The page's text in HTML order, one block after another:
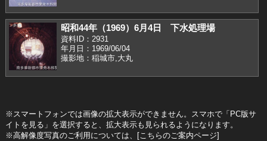
昭和44年（1969）6月4日 下水処理場
資料ID：2931
年月日：1969/06/04
撮影地：稲城市,大丸
※スマートフォンでは画像の拡大表示ができません。スマホで「PC版サ
イトを見る」を選択すると、拡大表示も見られるようになります。
※高解像度写真のご利用については、[こちらのご案内ページ]